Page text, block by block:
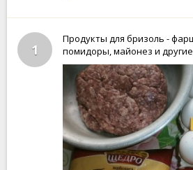
1
Продукты для бризоль -
помидоры, майонез и